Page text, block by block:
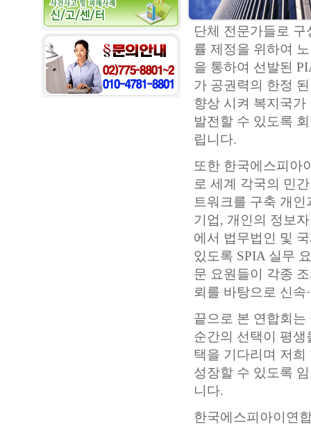
단체 전문가들로
률 제정을 위하여
을 통하여 선발된
가 공권력의 한정
향상 시켜 복지국
발전할 수 있도록
립니다.
또한 한국에스피아
로 세계 각국의 민
트워크를 구축 개
기업, 개인의 정보
에서 법무법인 및
있도록 SPIA 실무
문 요원들이 각종
뢰를 바탕으로 신속
끝으로 본 연합회
순간의 선택이 평
택을 기다리며 저
성장할 수 있도록
니다.
한국에스피아이연